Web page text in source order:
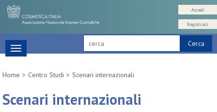
Cerca
Accedi
Registrati
Toggle
navigation
Home
Centro Studi Scenari internazionali
Scenari internazionali